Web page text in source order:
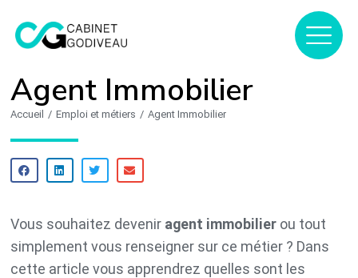
Agent Immobilier
Vous êtes ici :
Accueil Emploi et métiers Agent Immobilier
Vous souhaitez devenir agent immobilier ou tout
simplement vous renseigner sur ce métier ? Dans
cette article vous apprendrez quelles sont les